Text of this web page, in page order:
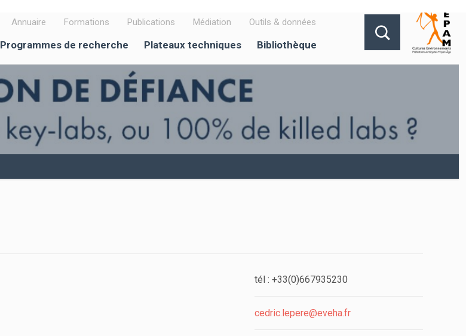
Annuaire Formations Publications Médiation Outils & données
Programmes de recherche Plateaux techniques Bibliothèque
tél : +33(0)667935230
cedric.lepere@eveha.fr